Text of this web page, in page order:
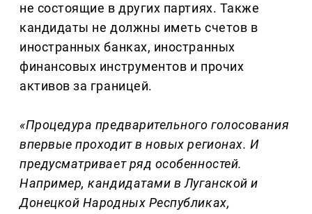
не состоящие в других партиях. Также
кандидаты не должны иметь счетов в
иностранных банках, иностранных
финансовых инструментов и прочих
активов за границей.
«Процедура предварительного голосования
впервые проходит в новых регионах. И
предусматривает ряд особенностей.
Например, кандидатами в Луганской и
Донецкой Народных Республиках,